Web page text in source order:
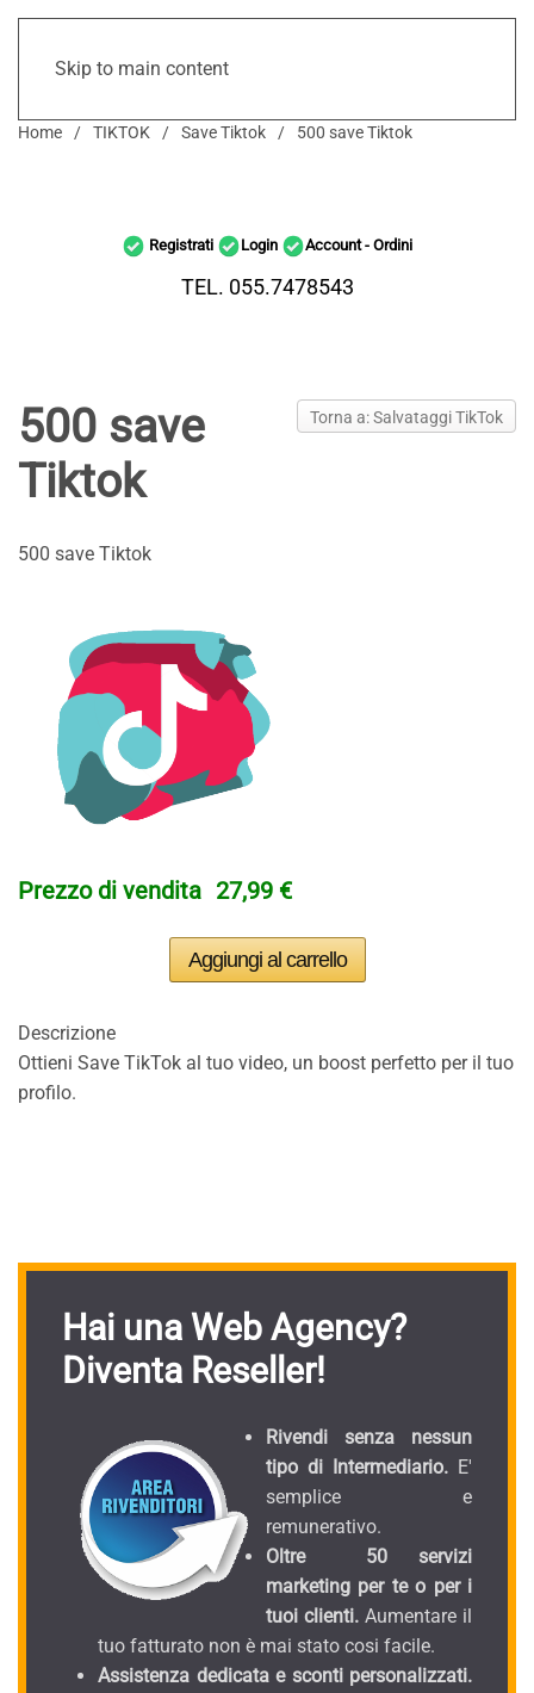
Skip to main content
Home TIKTOK Save Tiktok 500 save Tiktok
Registrati Login Account - Ordini
TEL. 055.7478543
Torna a: Salvataggi TikTok
500 save
Tiktok
500 save Tiktok
Prezzo di vendita 27,99 €
Descrizione
Ottieni Save TikTok al tuo video, un boost perfetto per il tuo
profilo.
Hai una Web Agency?
Diventa Reseller!
Rivendi senza nessun
tipo di Intermediario. E'
semplice e
remunerativo.
Oltre 50 servizi
marketing per te o per i
tuoi clienti. Aumentare il
tuo fatturato non è mai stato cosi facile.
Assistenza dedicata e sconti personalizzati.